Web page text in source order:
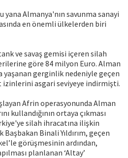
yana Almanya'nın savunma sanayi
en önemli ülkelerden biri
ve savaş gemisi içeren silah
göre 84 milyon Euro. Alman
yaşanan gerginlik nedeniyle geçen
izinlerini asgari seviyeye indirmişti.
Afrin operasyonunda Alman
kullandığının ortaya çıkması
silah ihracatına ilişkin
Binali Yıldırım, geçen
görüşmesinin ardından,
planlanan ‘Altay’